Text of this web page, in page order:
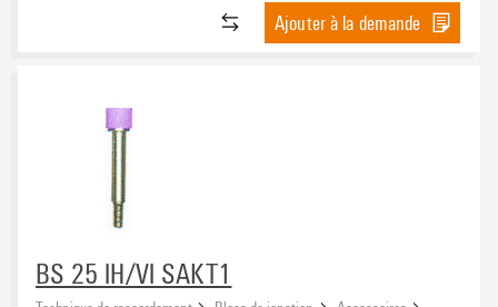
Ajouter à la demande
BS 25 IH/VI SAKT1